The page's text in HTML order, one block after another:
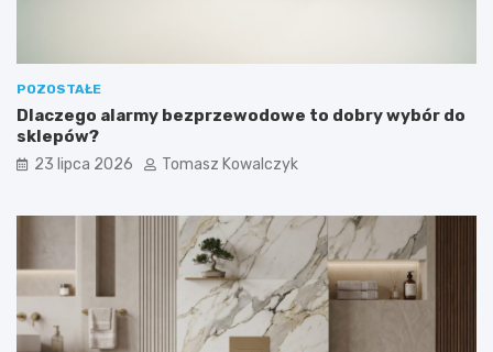
POZOSTAŁE
Dlaczego alarmy bezprzewodowe to dobry wybór do
sklepów?
23 lipca 2026 Tomasz Kowalczyk